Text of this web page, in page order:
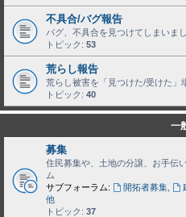
不具合/バグ報告
バグ、不具合を見つけてしまいま
トピック: 53
荒らし報告
荒らし被害を「見つけた/受けた」
トピック: 40
一
募集
住民募集や、土地の分譲、お手伝
ム
サブフォーラム:
開拓者募集,
他
トピック: 37